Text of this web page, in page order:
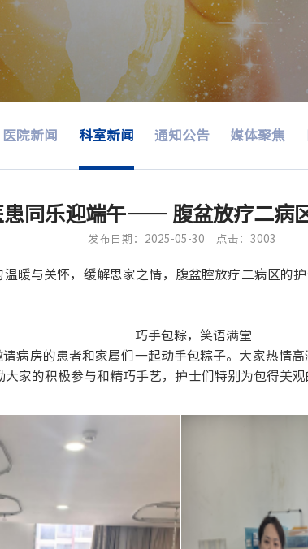
医院新闻 科室新闻 通知公告 媒体聚焦
患同乐迎端午—— 腹盆放疗二病
发布日期：2025-05-30 点击：3003
暖与关怀，缓解思家之情，腹盆腔放疗二病区的
巧手包粽，笑语满堂
病房的患者和家属们一起动手包粽子。大家热情
家的积极参与和精巧手艺，护士们特别为包得美观